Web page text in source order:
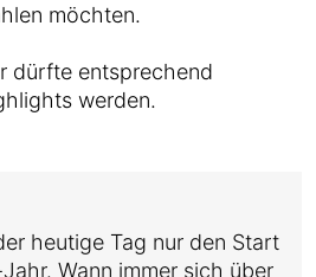
möchten.
dürfte entsprechend
werden.
heutige Tag nur den Start
Wann immer sich über